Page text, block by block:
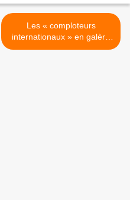
Les « comploteurs
internationaux » en galère
financière >